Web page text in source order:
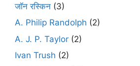
जॉन रस्किन (3)
A. Philip Randolph (2)
A. J. P. Taylor (2)
Ivan Trush (2)